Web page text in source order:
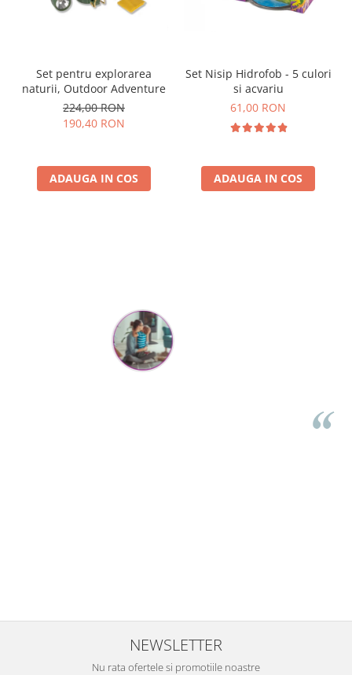
Set pentru explorarea
naturii, Outdoor Adventure
224,00 RON
190,40 RON
ADAUGA IN COS
Set Nisip Hidrofob - 5 culori
si acvariu
61,00 RON
ADAUGA IN COS
NEWSLETTER
Nu rata ofertele si promotiile noastre